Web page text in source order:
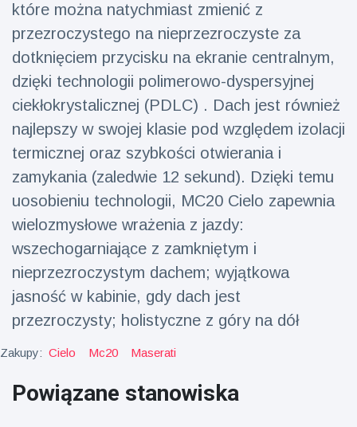
które można natychmiast zmienić z
przezroczystego na nieprzezroczyste za
dotknięciem przycisku na ekranie centralnym,
dzięki technologii polimerowo-dyspersyjnej
ciekłokrystalicznej (PDLC) . Dach jest również
najlepszy w swojej klasie pod względem izolacji
termicznej oraz szybkości otwierania i
zamykania (zaledwie 12 sekund). Dzięki temu
uosobieniu technologii, MC20 Cielo zapewnia
wielozmysłowe wrażenia z jazdy:
wszechogarniające z zamkniętym i
nieprzezroczystym dachem; wyjątkowa
jasność w kabinie, gdy dach jest
przezroczysty; holistyczne z góry na dół
Zakupy: Cielo Mc20 Maserati
Powiązane stanowiska